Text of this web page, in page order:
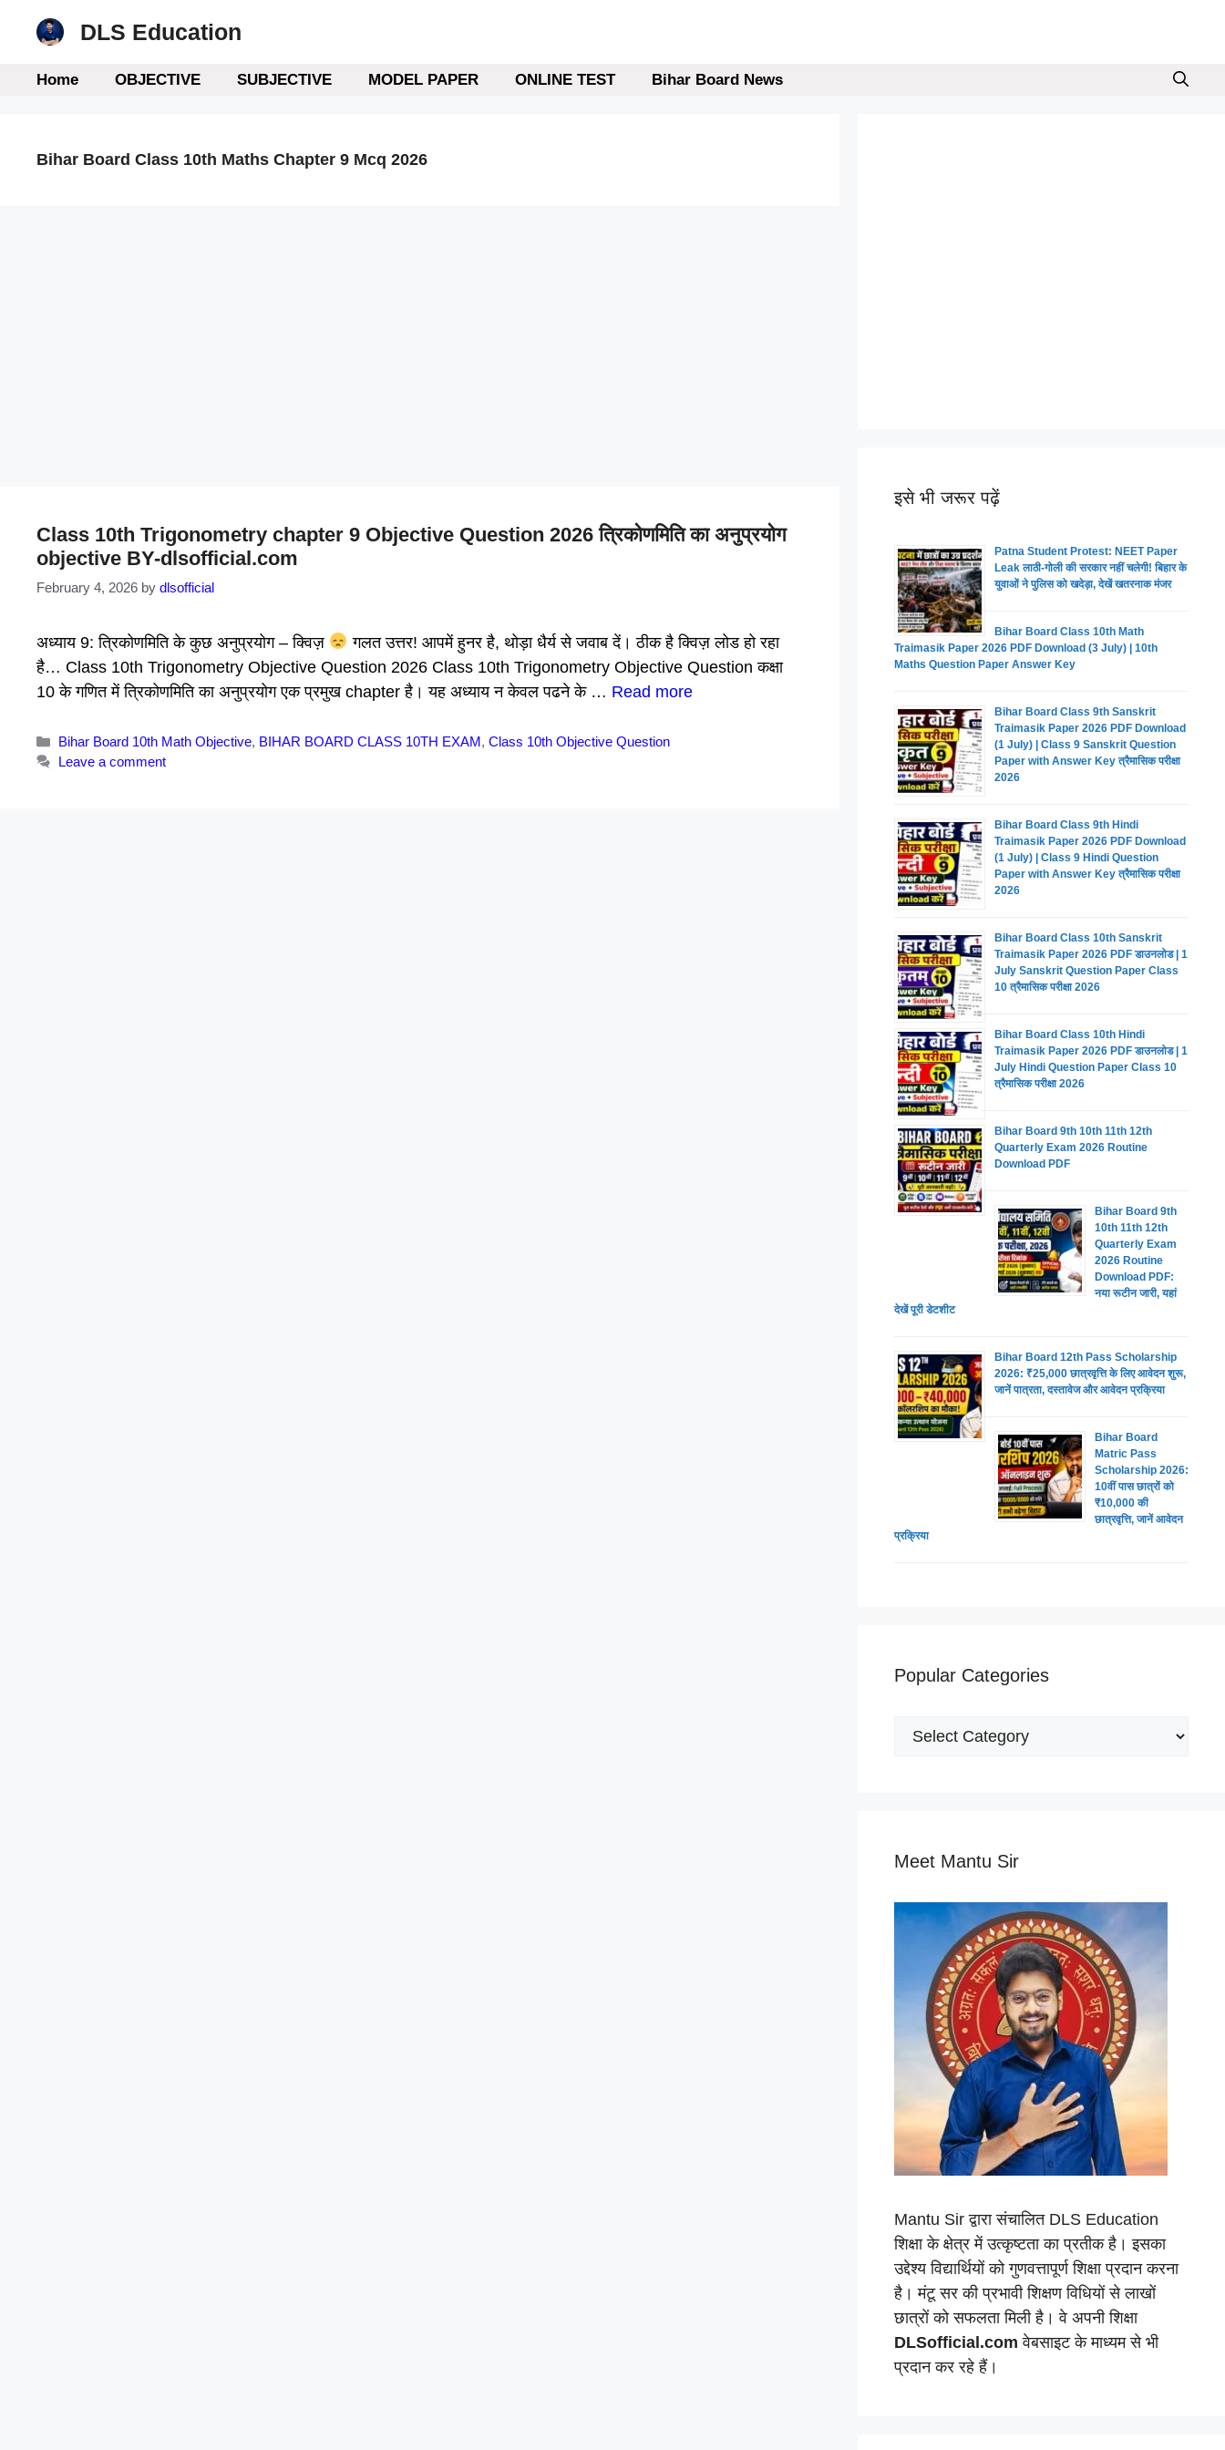
DLS Education
Home OBJECTIVE SUBJECTIVE MODEL PAPER ONLINE TEST Bihar Board News
Bihar Board Class 10th Maths Chapter 9 Mcq 2026
Class 10th Trigonometry chapter 9 Objective Question 2026 त्रिकोणमिति का अनुप्रयोग
objective BY-dlsofficial.com
February 4, 2026 by dlsofficial
अध्याय 9: त्रिकोणमिति के कुछ अनुप्रयोग – क्विज़
गलत उत्तर! आपमें हुनर है, थोड़ा धैर्य से जवाब दें। ठीक है क्विज़ लोड हो रहा
है… Class 10th Trigonometry Objective Question 2026 Class 10th Trigonometry Objective Question कक्षा
10 के गणित में त्रिकोणमिति का अनुप्रयोग एक प्रमुख chapter है। यह अध्याय न केवल पढने के … Read more
Categories
Bihar Board 10th Math Objective, BIHAR BOARD CLASS 10TH EXAM,Class 10th Objective Question
Leave a comment
इसे भी जरूर पढ़ें
Patna Student Protest: NEET Paper
Leak लाठी-गोली की सरकार नहीं चलेगी! बिहार के
युवाओं ने पुलिस को खदेड़ा, देखें खतरनाक मंजर
Bihar Board Class 10th Math
Traimasik Paper 2026 PDF Download (3 July) | 10th
Maths Question Paper Answer Key
Bihar Board Class 9th Sanskrit
Traimasik Paper 2026 PDF Download
(1 July) | Class 9 Sanskrit Question
Paper with Answer Key त्रैमासिक परीक्षा
2026
Bihar Board Class 9th Hindi
Traimasik Paper 2026 PDF Download
(1 July) | Class 9 Hindi Question
Paper with Answer Key त्रैमासिक परीक्षा
2026
Bihar Board Class 10th Sanskrit
Traimasik Paper 2026 PDF डाउनलोड | 1
July Sanskrit Question Paper Class
10 त्रैमासिक परीक्षा 2026
Bihar Board Class 10th Hindi
Traimasik Paper 2026 PDF डाउनलोड | 1
July Hindi Question Paper Class 10
त्रैमासिक परीक्षा 2026
Bihar Board 9th 10th 11th 12th
Quarterly Exam 2026 Routine
Download PDF
Bihar Board 9th
10th 11th 12th
Quarterly Exam
2026 Routine
Download PDF:
नया रूटीन जारी, यहां
देखें पूरी डेटशीट
Bihar Board 12th Pass Scholarship
2026: ₹25,000 छात्रवृत्ति के लिए आवेदन शुरू,
जानें पात्रता, दस्तावेज और आवेदन प्रक्रिया
Bihar Board
Matric Pass
Scholarship 2026:
10वीं पास छात्रों को
₹10,000 की
छात्रवृत्ति, जानें आवेदन
प्रक्रिया
Popular Categories
Popular
Meet Mantu Sir
Mantu Sir द्वारा संचालित DLS Education
शिक्षा के क्षेत्र में उत्कृष्टता का प्रतीक है। इसका
उद्देश्य विद्यार्थियों को गुणवत्तापूर्ण शिक्षा प्रदान करना
है। मंटू सर की प्रभावी शिक्षण विधियों से लाखों
छात्रों को सफलता मिली है। वे अपनी शिक्षा
DLSofficial.com वेबसाइट के माध्यम से भी
प्रदान कर रहे हैं।